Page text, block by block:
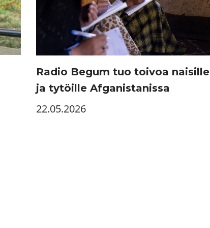
Radio Begum tuo toivoa naisille
ja tytöille Afganistanissa
22.05.2026